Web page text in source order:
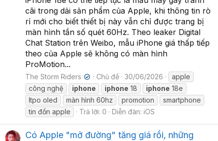
cãi trong dải sản phẩm của Apple, khi thông tin rò
rỉ mới cho biết thiết bị này vẫn chỉ được trang bị
màn hình tần số quét 60Hz. Theo leaker Digital
Chat Station trên Weibo, mẫu iPhone giá thấp tiếp
theo của Apple sẽ không có màn hình
ProMotion...
The Storm Riders ✔ Chủ đề 30/06/2026
apple
công nghệ
iphone iphone 18 iphone 18e
ltpo oled
màn hình 60hz promotion
smartphone
tin đồn apple
Trả lời: 0 Diễn đàn: iOS
Có Apple "mở đường" tăng giá rồi, những